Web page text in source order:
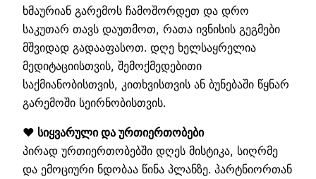
ხმაურიან გარემოს ჩამოშორდეთ და დრო
საკუთარ თავს დაუთმოთ, რათა ივნისის გეგმები
მშვიდად გადააფასოთ. დღე ხელსაყრელია
მედიტაციისთვის, შემოქმედებითი
საქმიანობისთვის, კითხვისთვის ან ბუნებაში წყნარ
გარემოში სეირნობისთვის.
❤️ სიყვარული და ურთიერთობები
პირად ურთიერთობებში დღეს მისტიკა, სიღრმე
და ემოციური ნდობაა წინა პლანზე. პარტნიორთან